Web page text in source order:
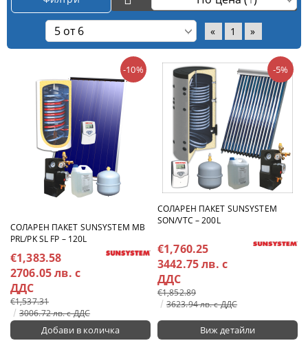
« 1 »
СОЛАРЕН ПАКЕТ SUNSYSTEM MB
PRL/PK SL FP – 120L
-10%
€1,383.58
2706.05 лв. с
ДДС
€1,537.31
3006.72 лв. с ДДС
СОЛАРЕН ПАКЕТ SUNSYSTEM
SON/VTC – 200L
-5%
€1,760.25
3442.75 лв. с
ДДС
€1,852.89
3623.94 лв. с ДДС
Виж детайли